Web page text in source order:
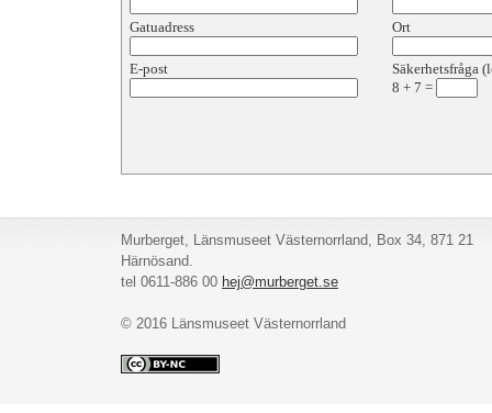
Gatuadress Ort
E-post
Säkerhetsfråga
8 + 7 =
Murberget, Länsmuseet Västernorrland, Box 34, 871 21
Härnösand.
tel 0611-886 00 hej@murberget.se
© 2016 Länsmuseet Västernorrland